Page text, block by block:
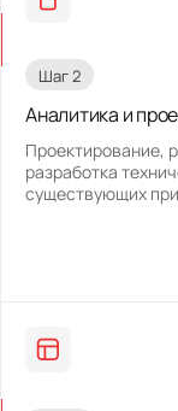
Шаг 2
Аналитика и
Проектирование,
разработка
существующих